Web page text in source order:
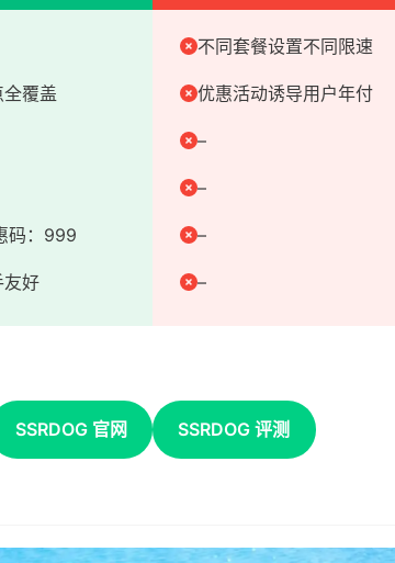
覆盖
码：999
友好
不同套餐设置不同限速
优惠活动诱导用户年付
–
–
–
–
SSRDOG 官网 SSRDOG 评测